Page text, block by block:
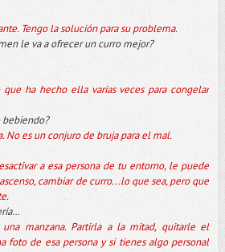
Tengo la solución para su problema.
le va a ofrecer un curro mejor?
ha hecho ella varias veces para congelar
bebiendo?
No es un conjuro de bruja para el mal.
a esa persona de tu entorno, le puede
cambiar de curro...lo que sea, pero que
una manzana. Partirla a la mitad, quitarle el
foto de esa persona y si tienes algo personal